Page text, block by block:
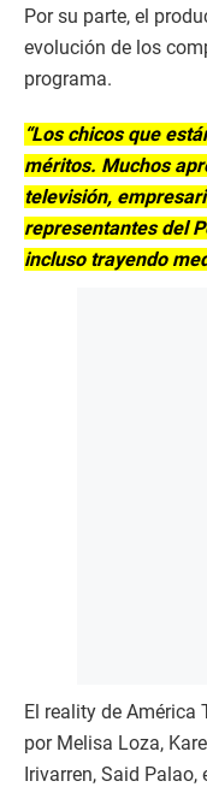
Por su parte, el
evolución de los
programa.
“Los chicos que
méritos. Muchos
televisión,
representantes del
incluso trayendo
El reality de América
por Melisa Loza,
Irivarren, Said Palao,